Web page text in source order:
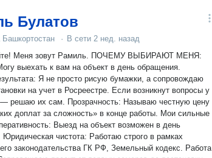
Булатов
Башкортостан · В сети 2 нед. назад
зовут Рамиль. ПОЧЕМУ ВЫБИРАЮТ МЕНЯ:
выехать к вам на объект в день обращения.
Я не просто рисую бумажки, а сопровождаю
на учет в Росреестре. Если возникнут вопросы у
— решаю их сам. Прозрачность: Называю честную цену
доплат за сложность» в конце работы. Мои сильные
Выезд на объект возможен в день
чистота: Работаю строго в рамках
законодательства ГК РФ, Земельный кодекс. Работа